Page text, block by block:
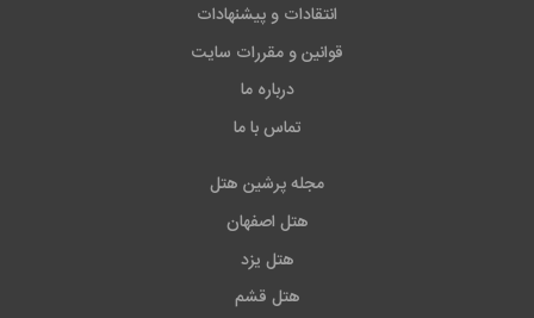
انتقادات و پیشنهادات
قوانین و مقررات سایت
درباره ما
تماس با ما
مجله پرشین هتل
هتل اصفهان
هتل یزد
هتل قشم